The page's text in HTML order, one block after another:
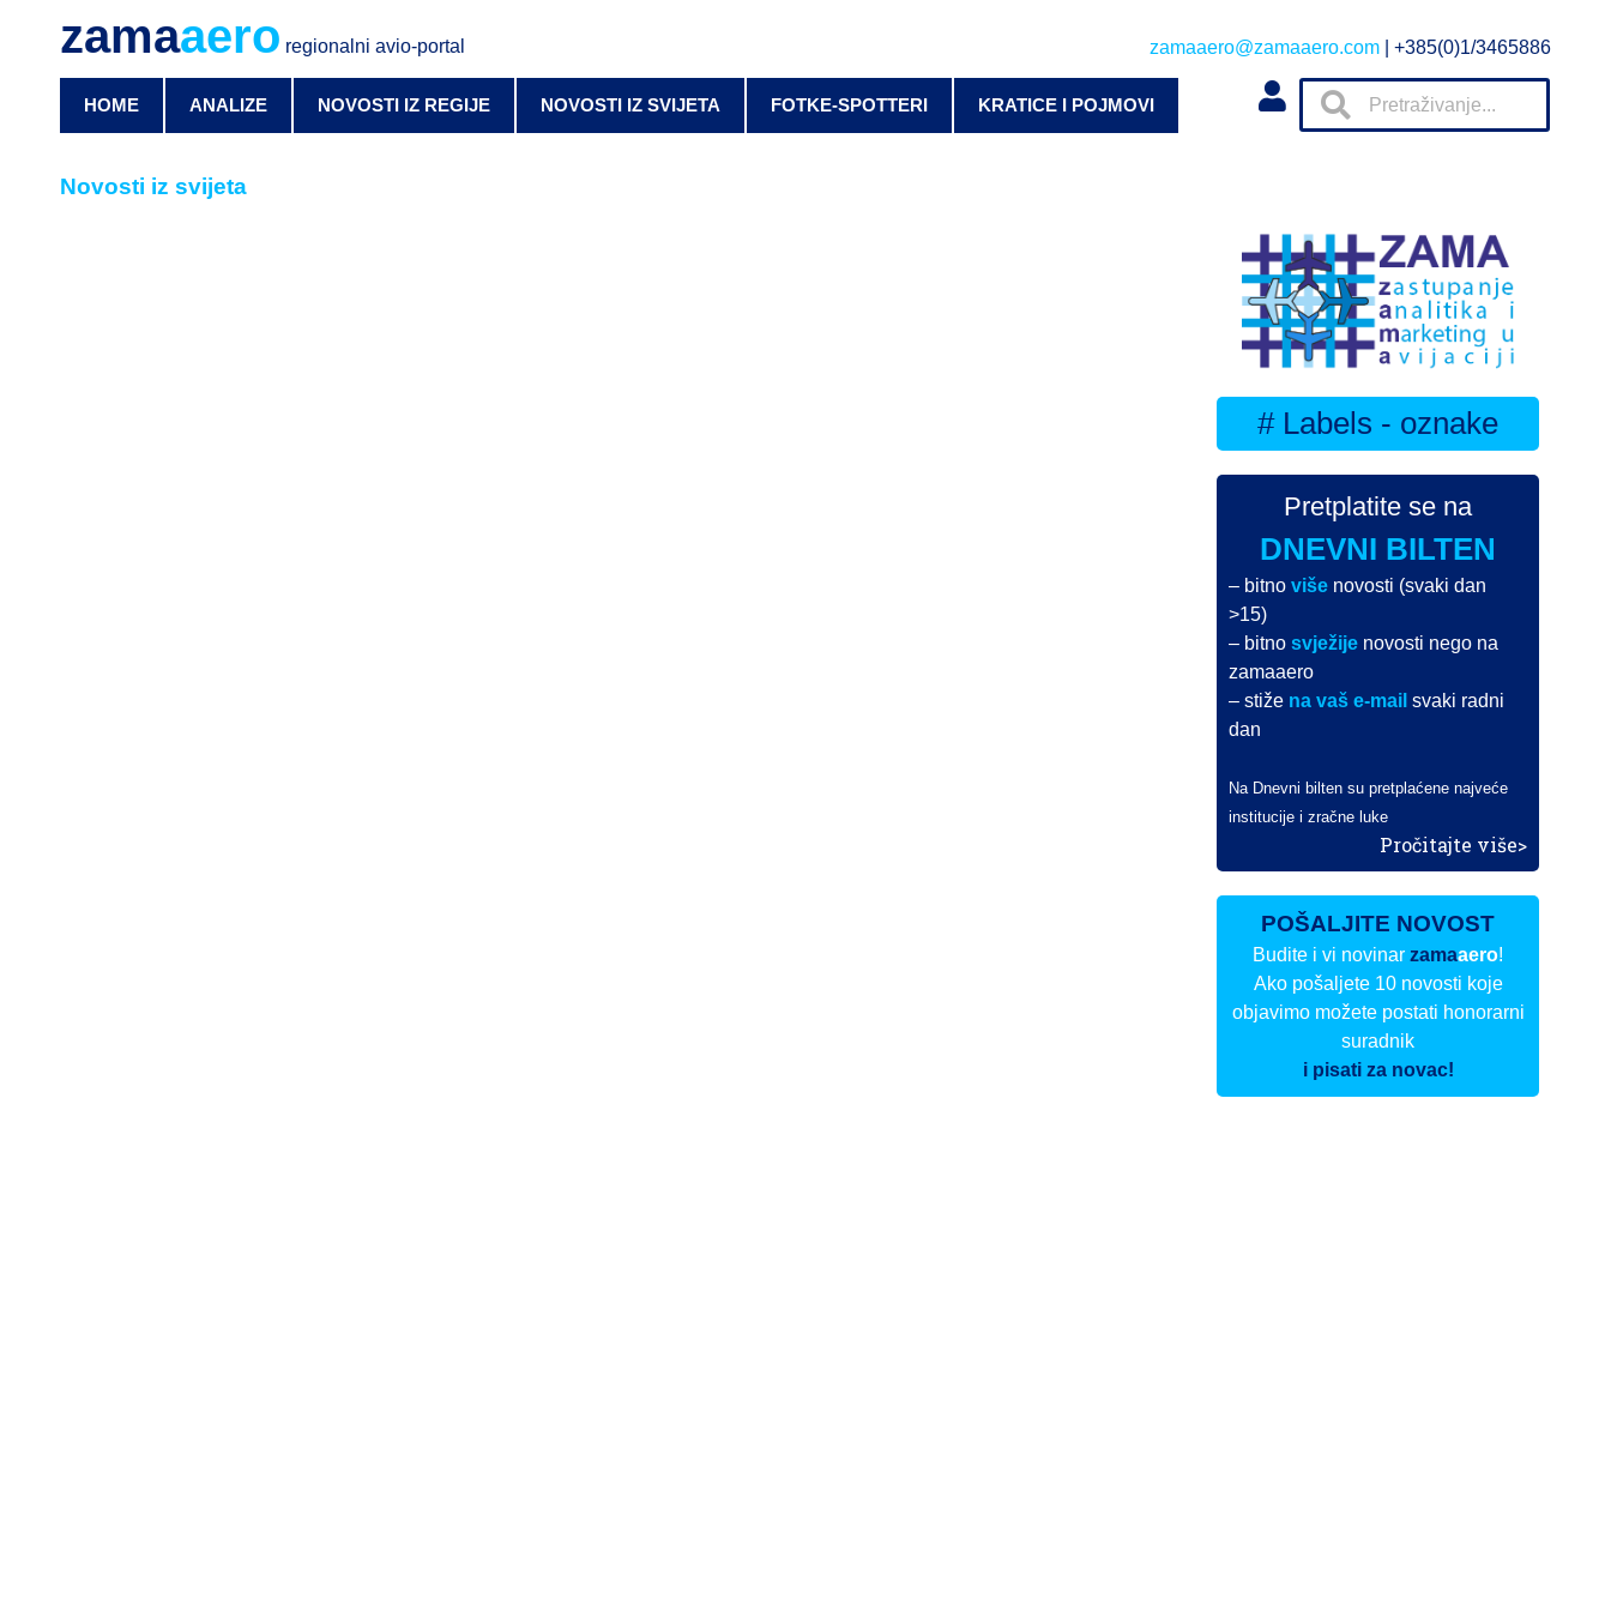
zamaaero regionalni avio-portal zamaaero@zamaaero.com | +385(0)1/3465886
HOME ANALIZE NOVOSTI IZ REGIJE NOVOSTI IZ SVIJETA FOTKE-SPOTTERI KRATICE I POJMOVI
Novosti iz svijeta
# Labels - oznake
Pretplatite se na
DNEVNI BILTEN
– bitnoviše novosti (svaki dan
>15)
– bitnosvježije novosti nego na
zamaaero
– stiže na vaš e-mail svaki radni
dan
Na Dnevni bilten su pretplaćene najveće
institucije i zračne luke
Pročitajte više>
POŠALJITE NOVOST
Budite i vi novinarzamaaero!
Ako pošaljete 10 novosti koje
objavimo možete postati honorarni
suradnik
i pisati za novac!